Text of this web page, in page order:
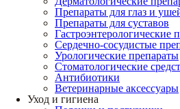
Препараты для глаз и
Препараты для суставов
Гастроэнтерологические
Сердечно-сосудистые
Урологические препараты
Стоматологические
Антибиотики
Ветеринарные аксессуары
Уход и гигиена